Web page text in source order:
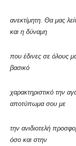
ανεκτίμητη. Θα μας
και η δύναμη
που έδινες σε όλους
βασικό
χαρακτηριστικό την
αποτύπωμα σου με
την ανιδιοτελή
όσο και στην